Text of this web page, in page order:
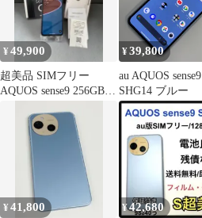
¥49,900
超美品 SIMフリー
AQUOS sense9 256GB
¥39,800
au AQUOS sense9
SHG14 ブルー
¥41,800 ¥42,680